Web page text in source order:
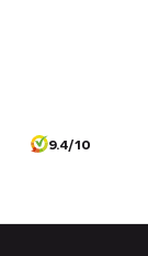
9.4/10